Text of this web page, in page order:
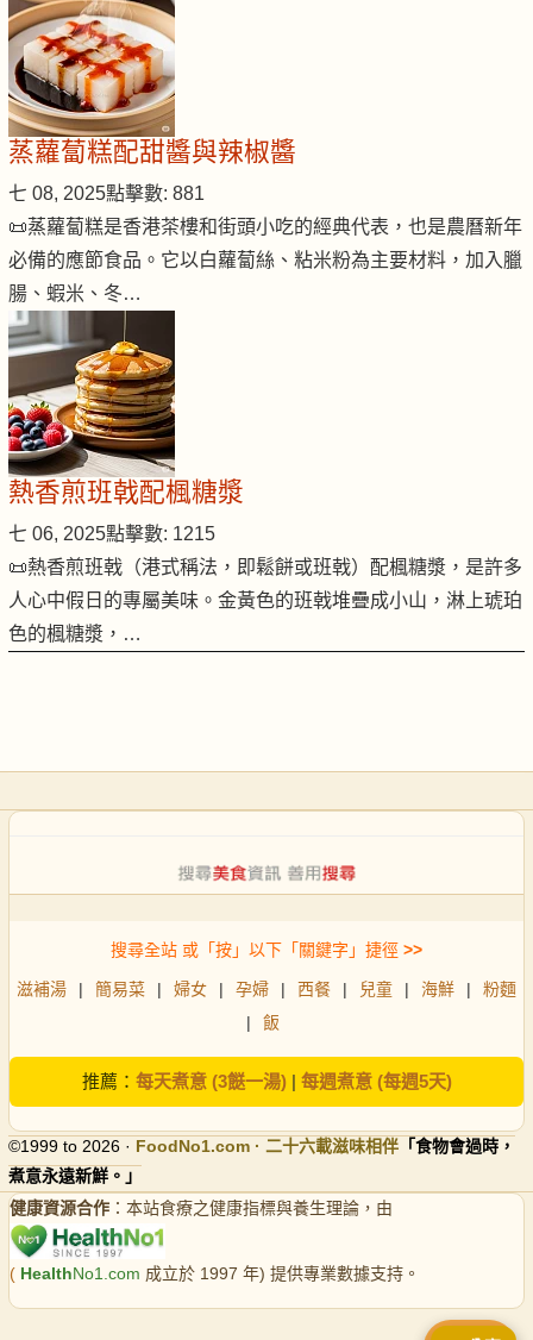
蒸蘿蔔糕配甜醬與辣椒醬
七 08, 2025點擊數: 881
📜蒸蘿蔔糕是香港茶樓和街頭小吃的經典代表，也是農曆新年
必備的應節食品。它以白蘿蔔絲、粘米粉為主要材料，加入臘
腸、蝦米、冬…
熱香煎班戟配楓糖漿
七 06, 2025點擊數: 1215
📜熱香煎班戟（港式稱法，即鬆餅或班戟）配楓糖漿，是許多
人心中假日的專屬美味。金黃色的班戟堆疊成小山，淋上琥珀
色的楓糖漿，…
搜尋全站 或「按」以下「關鍵字」捷徑 >>
滋補湯 | 簡易菜 | 婦女 | 孕婦 | 西餐 | 兒童 | 海鮮 |
粉麵
|
飯
推薦： 每天煮意 (3餸一湯)| 每週煮意 (每週5天)
©1999 to 2026 · FoodNo1.com · 二十六載滋味相伴 「食物會過時，
煮意永遠新鮮。」
健康資源合作 ：本站食療之健康指標與養生理論，由
( HealthNo1.com 成立於 1997 年) 提供專業數據支持。